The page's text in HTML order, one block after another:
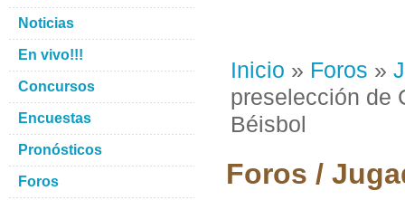
Inicio » Foros »
preselección de
Béisbol
Foros /
Noticias
En vivo!!!
Concursos
Encuestas
Pronósticos
Foros